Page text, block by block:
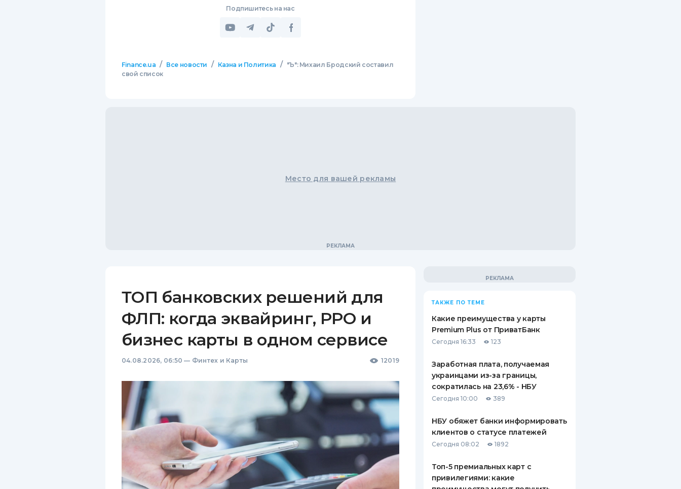
Подпишитесь на нас
Finance.ua / Все новости / Казна и Политика /
"Ъ": Михаил Бродский составил
свой список
Место для вашей рекламы
ТОП банковских решений для
ФЛП: когда эквайринг, РРО и
бизнес карты в одном сервисе
04.08.2026, 06:50 — Финтех и Карты 12019
ТАКЖЕ ПО ТЕМЕ
Какие преимущества у карты
Premium Plus от ПриватБанк
Сегодня 16:33 123
Заработная плата, получаемая
украинцами из-за границы,
сократилась на 23,6% - НБУ
Сегодня 10:00 389
НБУ обяжет банки информировать
клиентов о статусе платежей
Сегодня 08:02 1892
Топ-5 премиальных карт с
привилегиями: какие